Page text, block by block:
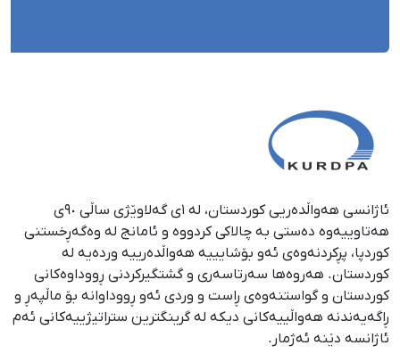
ئاژانسی هەواڵدەریی کوردستان، لە ١ی گەلاوێژی ساڵی ٩٠ی
هەتاوییەوە دەستی بە چالاکی کردووە و ئامانج لە وەگەڕخستنی
كوردپا، پڕكردنەوەی ئەو بۆشایییە هەواڵدەرییە وردەیە لە
كوردستان. هەروەها سەرتاسەری و گشتگیركردنی ڕووداوەكانی
كوردستان و گواستنەوەی ڕاست و وردی ئەو ڕووداوانە بۆ ماڵپەڕ و
ڕاگەیەندنە هەواڵییەكانی دیكە لە گرینگترین ستراتیژییەكانی ئەم
ئاژانسە دێنە ئەژمار.